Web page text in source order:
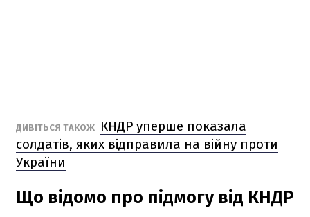
ДИВІТЬСЯ ТАКОЖ
КНДР уперше показала
солдатів, яких відправила на війну проти
України
Що відомо про підмогу від КНДР